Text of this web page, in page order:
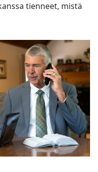
tienneet, mistä